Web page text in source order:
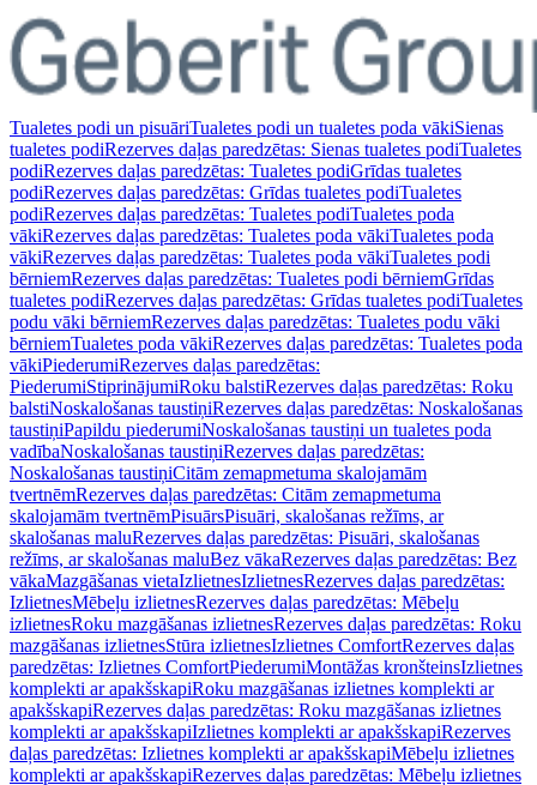
Tualetes podi un pisuāriTualetes podi un tualetes poda vākiSienas
tualetes podiRezerves daļas paredzētas: Sienas tualetes podiTualetes
podiRezerves daļas paredzētas: Tualetes podiGrīdas tualetes
podiRezerves daļas paredzētas: Grīdas tualetes podiTualetes
podiRezerves daļas paredzētas: Tualetes podiTualetes poda
vākiRezerves daļas paredzētas: Tualetes poda vākiTualetes poda
vākiRezerves daļas paredzētas: Tualetes poda vākiTualetes podi
bērniemRezerves daļas paredzētas: Tualetes podi bērniemGrīdas
tualetes podiRezerves daļas paredzētas: Grīdas tualetes podiTualetes
podu vāki bērniemRezerves daļas paredzētas: Tualetes podu vāki
bērniemTualetes poda vākiRezerves daļas paredzētas: Tualetes poda
vākiPiederumiRezerves daļas paredzētas:
PiederumiStiprinājumiRoku balstiRezerves daļas paredzētas: Roku
balstiNoskalošanas taustiņiRezerves daļas paredzētas: Noskalošanas
taustiņiPapildu piederumiNoskalošanas taustiņi un tualetes poda
vadībaNoskalošanas taustiņiRezerves daļas paredzētas:
Noskalošanas taustiņiCitām zemapmetuma skalojamām
tvertnēmRezerves daļas paredzētas: Citām zemapmetuma
skalojamām tvertnēmPisuārsPisuāri, skalošanas režīms, ar
skalošanas maluRezerves daļas paredzētas: Pisuāri, skalošanas
režīms, ar skalošanas maluBez vākaRezerves daļas paredzētas: Bez
vākaMazgāšanas vietaIzlietnesIzlietnesRezerves daļas paredzētas:
IzlietnesMēbeļu izlietnesRezerves daļas paredzētas: Mēbeļu
izlietnesRoku mazgāšanas izlietnesRezerves daļas paredzētas: Roku
mazgāšanas izlietnesStūra izlietnesIzlietnes ComfortRezerves daļas
paredzētas: Izlietnes ComfortPiederumiMontāžas kronšteinsIzlietnes
komplekti ar apakšskapiRoku mazgāšanas izlietnes komplekti ar
apakšskapiRezerves daļas paredzētas: Roku mazgāšanas izlietnes
komplekti ar apakšskapiIzlietnes komplekti ar apakšskapiRezerves
daļas paredzētas: Izlietnes komplekti ar apakšskapiMēbeļu izlietnes
komplekti ar apakšskapiRezerves daļas paredzētas: Mēbeļu izlietnes